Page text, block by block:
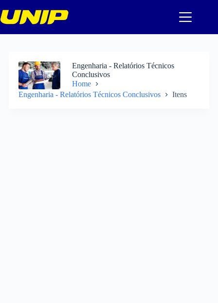
para
o
Engenharia - Relatórios Técnicos
Conclusivos
Home
Engenharia - Relatórios Técnicos Conclusivos
Itens